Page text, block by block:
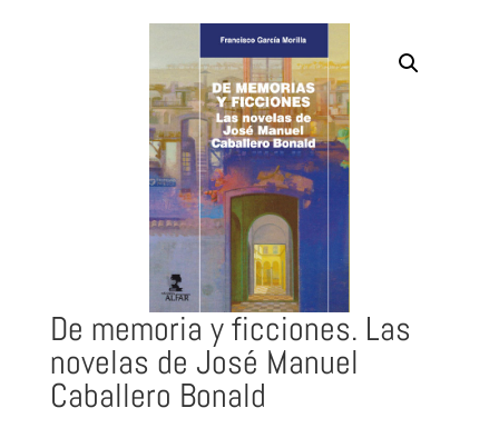
De memoria y ficciones. Las
novelas de José Manuel
Caballero Bonald